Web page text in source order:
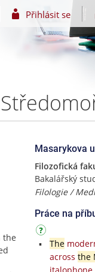
Přihlásit se
the
Masarykova
Filozofická
Bakalářský
Filologie /
Práce na
The
across the